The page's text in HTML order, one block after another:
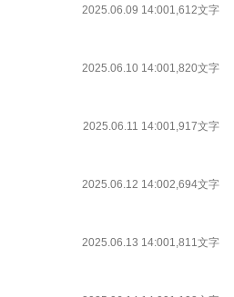
2025.06.09 14:001,612文字
2025.06.10 14:001,820文字
2025.06.11 14:001,917文字
2025.06.12 14:002,694文字
2025.06.13 14:001,811文字